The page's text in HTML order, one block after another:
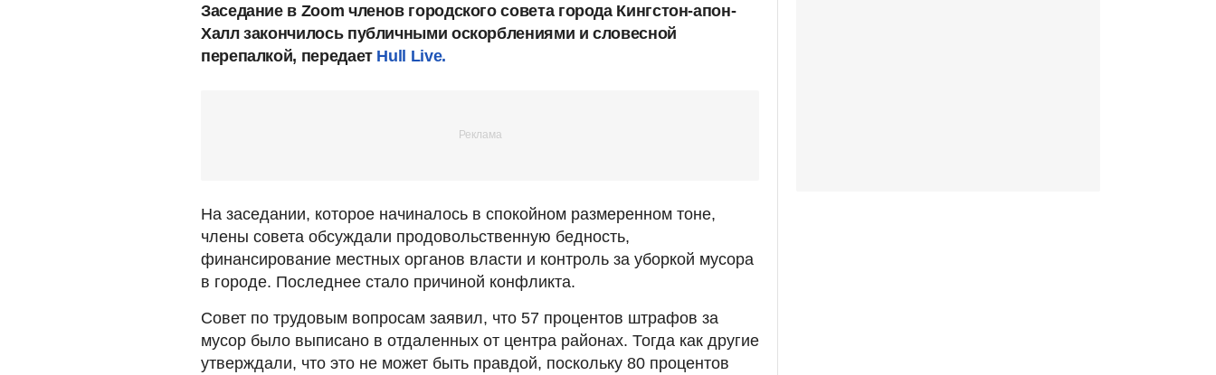
Заседание в Zoom членов городского совета города Кингстон-апон-
Халл закончилось публичными оскорблениями и словесной
перепалкой, передает Hull Live.
На заседании, которое начиналось в спокойном размеренном тоне,
члены совета обсуждали продовольственную бедность,
финансирование местных органов власти и контроль за уборкой мусора
в городе. Последнее стало причиной конфликта.
Совет по трудовым вопросам заявил, что 57 процентов штрафов за
мусор было выписано в отдаленных от центра районах. Тогда как другие
утверждали, что это не может быть правдой, поскольку 80 процентов